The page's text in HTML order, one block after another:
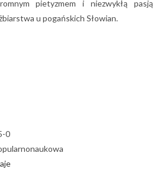
pietyzmem i niezwykłą pasją
u pogańskich Słowian.
0